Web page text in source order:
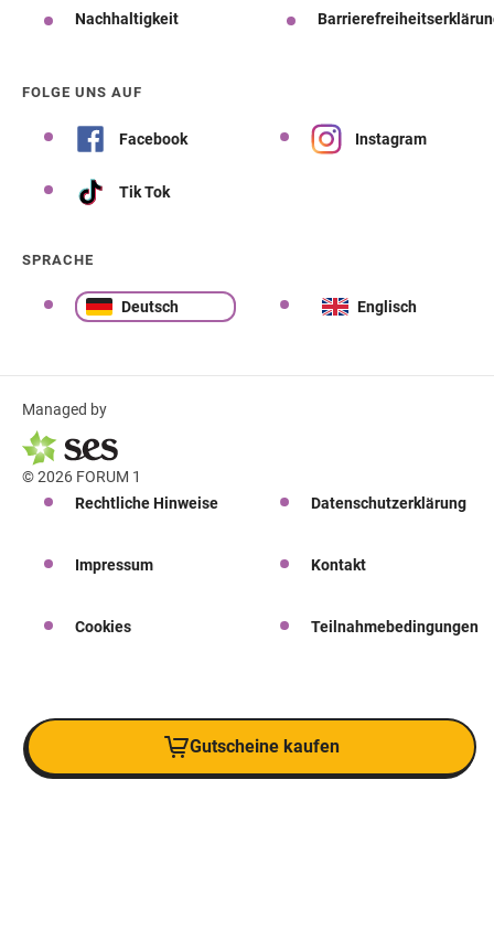
Nachhaltigkeit
FOLGE UNS AUF
Facebook Instagram
Tik Tok
SPRACHE
Deutsch Englisch
Managed by
© 2026 FORUM 1
Rechtliche Hinweise
Datenschutzerklärung
Impressum Kontakt
Cookies Teilnahmebedingungen
Gutscheine kaufen